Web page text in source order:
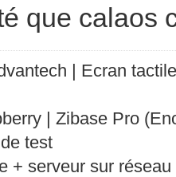
que calaos
| Ecran
| Zibase Pro
test
+ serveur sur